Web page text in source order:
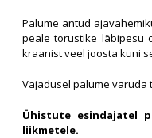
Palume antud
peale torustike läbipesu
kraanist veel joosta kuni
Vajadusel palume varuda
Ühistute esindajatel
liikmetele.